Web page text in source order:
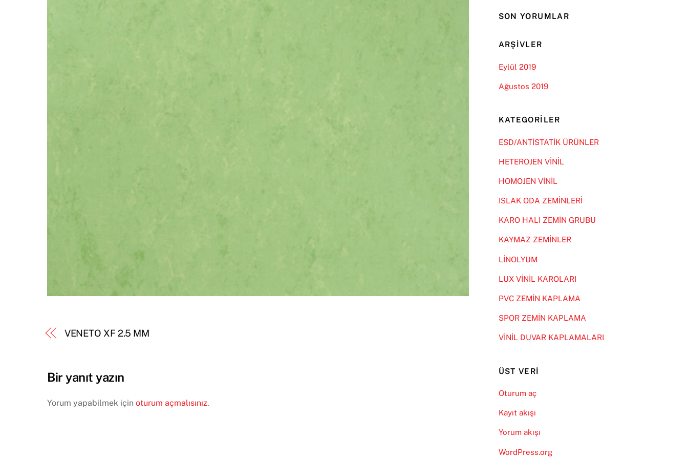
VENETO XF 2.5 MM
Bir yanıt yazın
Yorum yapabilmek için oturum açmalısınız.
SON YORUMLAR
ARŞIVLER
Eylül 2019
Ağustos 2019
KATEGORILER
ESD/ANTİSTATİK ÜRÜNLER
HETEROJEN VİNİL
HOMOJEN VİNİL
ISLAK ODA ZEMİNLERİ
KARO HALI ZEMİN GRUBU
KAYMAZ ZEMİNLER
LİNOLYUM
LUX VİNİL KAROLARI
PVC ZEMİN KAPLAMA
SPOR ZEMİN KAPLAMA
VİNİL DUVAR KAPLAMALARI
ÜST VERI
Oturum aç
Kayıt akışı
Yorum akışı
WordPress.org